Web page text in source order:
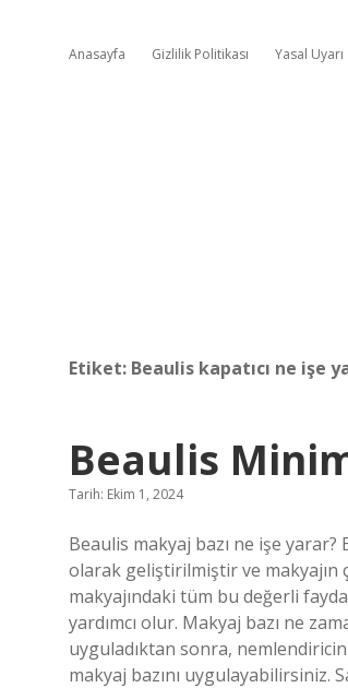
Anasayfa Gizlilik Politikası Yasal Uyarı
Etiket: Beaulis kapatıcı ne işe
Beaulis
Tarih: Ekim 1, 2024
Beaulis makyaj bazı ne işe
olarak geliştirilmiştir ve makyajın
makyajındaki tüm bu değerli
yardımcı olur. Makyaj bazı ne
uyguladıktan sonra,
makyaj bazını uygulayabilirsiniz.